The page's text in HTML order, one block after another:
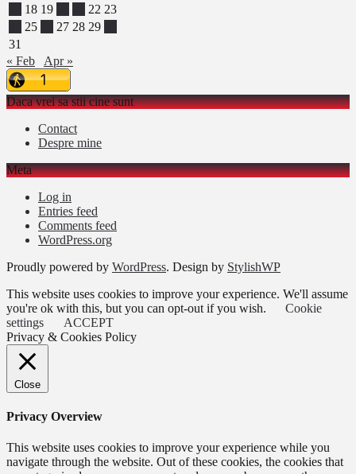
18 19 22 23
25 27 28 29
31
« Feb
Apr »
Daca vrei sa stii cine sunt
Contact
Despre mine
Meta
Log in
Entries feed
Comments feed
WordPress.org
Proudly powered by WordPress. Design by StylishWP
This website uses cookies to improve your experience. We'll assume
you're ok with this, but you can opt-out if you wish.
Cookie
settings
ACCEPT
Privacy & Cookies Policy
Close
Privacy Overview
This website uses cookies to improve your experience while you
navigate through the website. Out of these cookies, the cookies that